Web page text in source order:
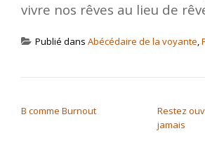
vivre nos rêves au lieu de
Publié dans Abécédaire de la voyante,
B comme Burnout
Restez
jamais